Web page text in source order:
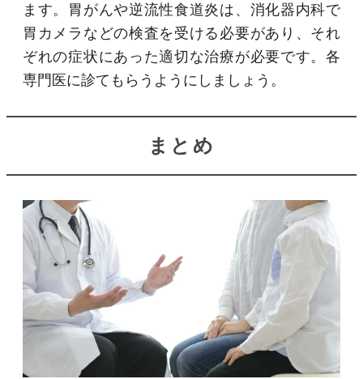
ます。胃がんや逆流性食道炎は、消化器内科で
胃カメラなどの検査を受ける必要があり、それ
ぞれの症状にあった適切な治療が必要です。各
専門医に診てもらうようにしましょう。
まとめ